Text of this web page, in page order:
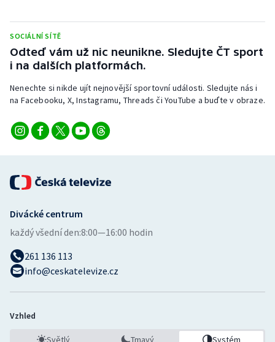
SOCIÁLNÍ SÍTĚ
Odteď vám už nic neunikne. Sledujte ČT sport
i na dalších platformách.
Nenechte si nikde ujít nejnovější sportovní události. Sledujte nás i
na Facebooku, X, Instagramu, Threads či YouTube a buďte v obraze.
Divácké centrum
každý všední den:8:00—16:00 hodin
261 136 113
info@ceskatelevize.cz
Vzhled
Světlý Tmavý Systém